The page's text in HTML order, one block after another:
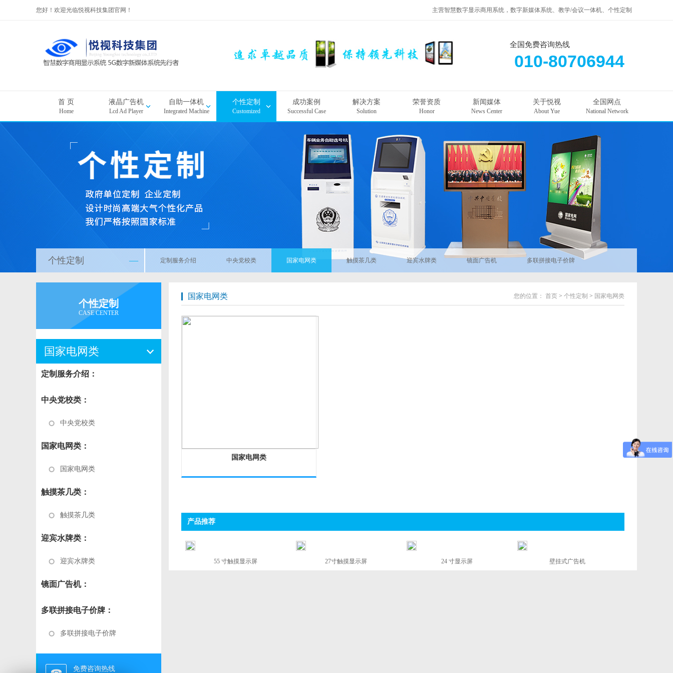
您好！欢迎光临悦视科技集团官网！ 主营智慧数字显示商用系统，数字新媒体系统、教学/会议一体机、个性定制
全国免费咨询热线
010-80706944
首 页
Home
液晶广告机
Lcd Ad Player
自助一体机
Integrated Machine
个性定制
Customized
成功案例
Successful Case
解决方案
Solution
荣誉资质
Honor
新闻媒体
News Center
关于悦视
About Yue
全国网点
National Network
个性定制 — 定制服务介绍 中央党校类 国家电网类 触摸茶几类 迎宾水牌类 镜面广告机 多联拼接电子价牌
个性定制
CASE CENTER
国家电网类
定制服务介绍：
中央党校类：
中央党校类
国家电网类：
国家电网类
触摸茶几类：
触摸茶几类
迎宾水牌类：
迎宾水牌类
镜面广告机：
多联拼接电子价牌：
多联拼接电子价牌
免费咨询热线
国家电网类 您的位置： 首页 > 个性定制 > 国家电网类
国家电网类
产品推荐
55 寸触摸显示屏 27寸触摸显示屏 24 寸显示屏 壁挂式广告机